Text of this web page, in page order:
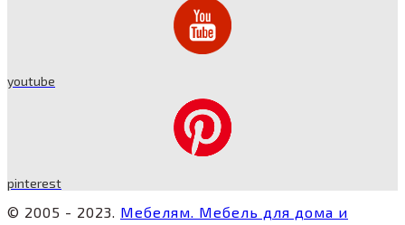
youtube
pinterest
© 2005 - 2023. Мебелям. Мебель для дома и